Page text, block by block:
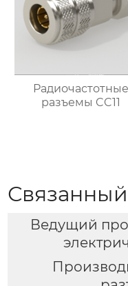
Радиочастотные
разъемы CC11
Связанный
Ведущий